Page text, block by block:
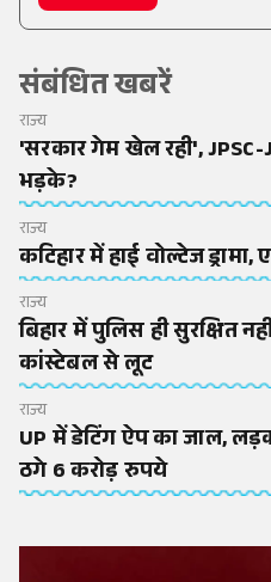
संबंधित खबरें
राज्य
'सरकार गेम खेल रही',
भड़के?
राज्य
कटिहार में हाई वोल्टेज
राज्य
बिहार में पुलिस ही सुरक्षित
कांस्टेबल से लूट
राज्य
UP में डेटिंग ऐप का जाल,
ठगे 6 करोड़ रुपये